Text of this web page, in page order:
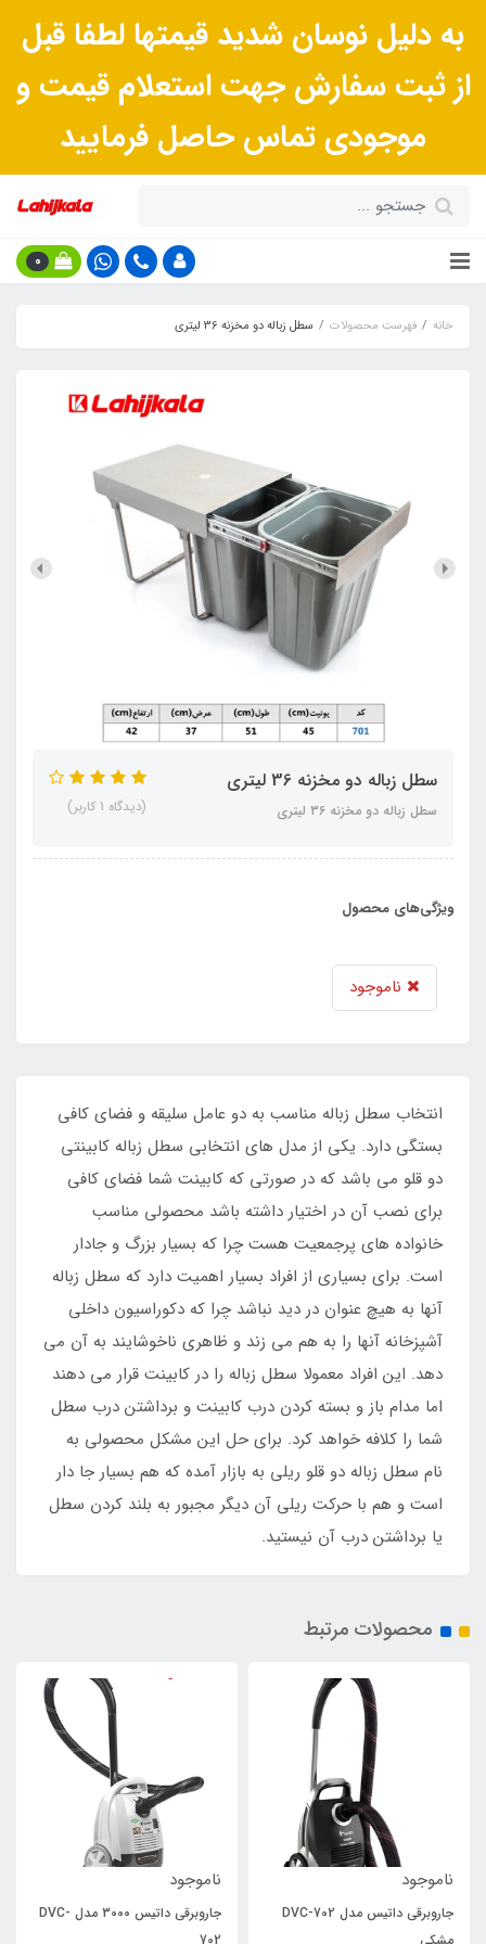
به دلیل نوسان شدید قیمتها لطفا قبل
از ثبت سفارش جهت استعلام قیمت و
موجودی تماس حاصل فرمایید
0
خانه فهرست محصولات سطل زباله دو مخزنه 36 لیتری
سطل زباله دو مخزنه 36 لیتری
سطل زباله دو مخزنه 36 لیتری (دیدگاه 1 کاربر)
ویژگی‌های محصول
ناموجود
انتخاب سطل زباله مناسب به دو عامل سلیقه و فضای کافی
بستگی دارد. یکی از مدل های انتخابی سطل زباله کابینتی
دو قلو می باشد که در صورتی که کابینت شما فضای کافی
برای نصب آن در اختیار داشته باشد محصولی مناسب
خانواده های پرجمعیت هست چرا که بسیار بزرگ و جادار
است. برای بسیاری از افراد بسیار اهمیت دارد که سطل زباله
آنها به هیچ عنوان در دید نباشد چرا که دکوراسیون داخلی
آشپزخانه آنها را به هم می زند و ظاهری ناخوشایند به آن می
دهد. این افراد معمولا سطل زباله را در کابینت قرار می دهند
اما مدام باز و بسته کردن درب کابینت و برداشتن درب سطل
شما را کلافه خواهد کرد. برای حل این مشکل محصولی به
نام سطل زباله دو قلو ریلی به بازار آمده که هم بسیار جا دار
است و هم با حرکت ریلی آن دیگر مجبور به بلند کردن سطل
یا برداشتن درب آن نیستید.
محصولات مرتبط
ناموجود
جاروبرقی داتیس مدل DVC-702
ناموجود
جاروبرقی داتیس 3000 مدل DVC-